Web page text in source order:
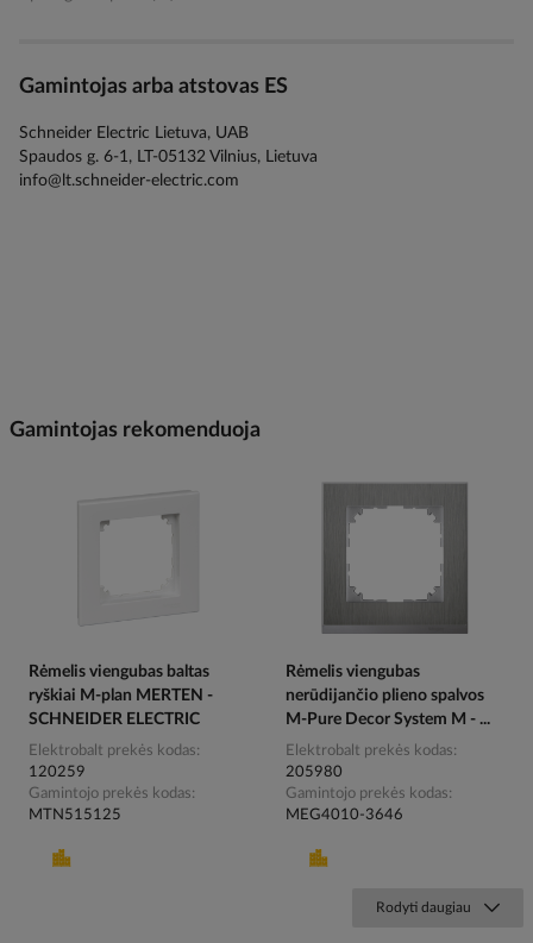
Gamintojas arba atstovas ES
Schneider Electric Lietuva, UAB
Spaudos g. 6-1, LT-05132 Vilnius, Lietuva
info@lt.schneider-electric.com
Gamintojas rekomenduoja
Rėmelis viengubas baltas
ryškiai M-plan MERTEN -
SCHNEIDER ELECTRIC
Elektrobalt prekės kodas
120259
Gamintojo prekės kodas
MTN515125
Rėmelis viengubas
nerūdijančio plieno spalvos
M-Pure Decor System M - ...
Elektrobalt prekės kodas
205980
Gamintojo prekės kodas
MEG4010-3646
Rodyti daugiau